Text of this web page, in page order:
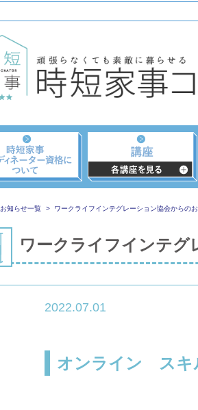
お知らせ一覧 ワークライフインテグレーション協会からの
ワークライフインテグ
2022.07.01
オンライン スキ